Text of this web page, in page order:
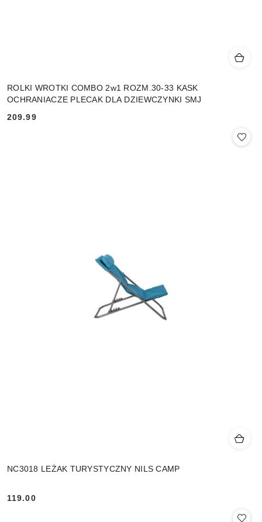
ROLKI WROTKI COMBO 2w1 ROZM.30-33 KASK
OCHRANIACZE PLECAK DLA DZIEWCZYNKI SMJ
Cena:
209.99
NC3018 LEŻAK TURYSTYCZNY NILS CAMP
Cena:
119.00